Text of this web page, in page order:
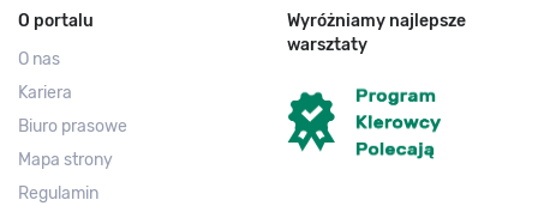
O portalu
O nas
Kariera
Biuro prasowe
Mapa strony
Regulamin
Wyróżniamy najlepsze
warsztaty